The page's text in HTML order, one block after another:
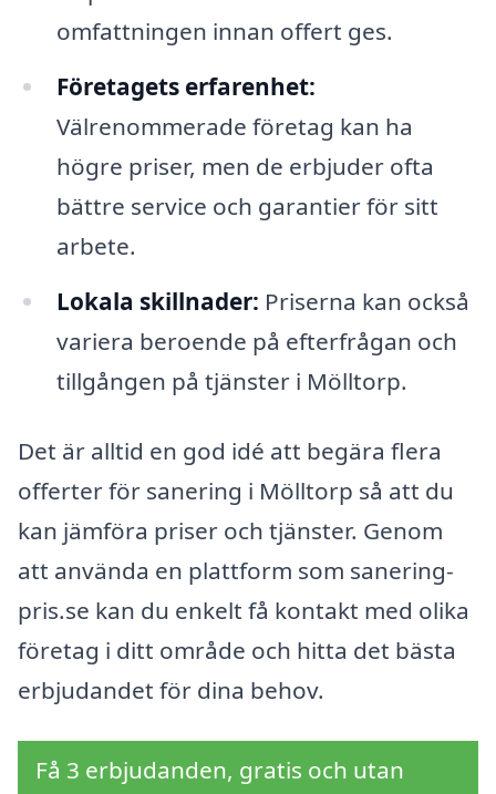
omfattningen innan offert ges.
Företagets erfarenhet:
Välrenommerade företag kan ha
högre priser, men de erbjuder ofta
bättre service och garantier för sitt
arbete.
Lokala skillnader: Priserna kan också
variera beroende på efterfrågan och
tillgången på tjänster i Mölltorp.
Det är alltid en god idé att begära flera
offerter för sanering i Mölltorp så att du
kan jämföra priser och tjänster. Genom
att använda en plattform som sanering-
pris.se kan du enkelt få kontakt med olika
företag i ditt område och hitta det bästa
erbjudandet för dina behov.
Få 3 erbjudanden, gratis och utan